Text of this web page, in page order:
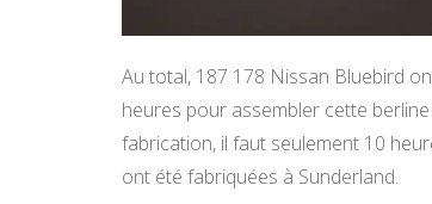
Au total, 187 178 Nissan Bluebird
heures pour assembler cette berline
fabrication, il faut seulement 10
ont été fabriquées à Sunderland.